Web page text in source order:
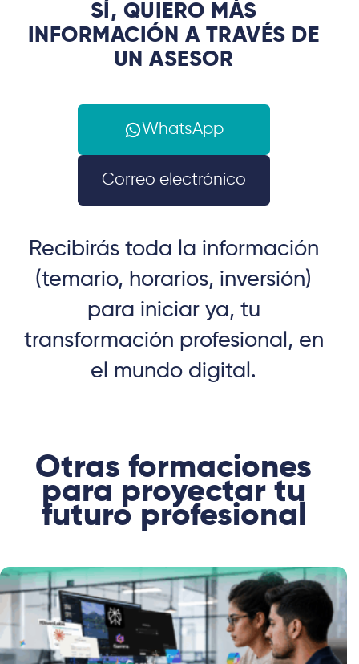
SÍ, QUIERO MÁS
INFORMACIÓN A TRAVÉS DE
UN ASESOR
WhatsApp
Correo electrónico
Recibirás toda la información
(temario, horarios, inversión)
para iniciar ya, tu
transformación profesional, en
el mundo digital.
Otras formaciones
para proyectar tu
futuro profesional